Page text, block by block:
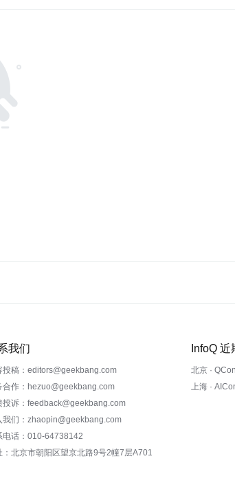
我们
投稿：editors@geekbang.com
合作：hezuo@geekbang.com
投诉：feedback@geekbang.com
我们：zhaopin@geekbang.com
电话：010-64738142
：北京市朝阳区望京北路9号2幢7层A701
InfoQ 近
北京 ·
上海 ·